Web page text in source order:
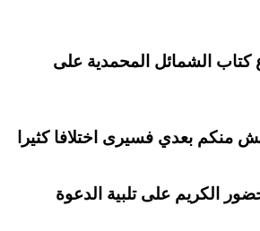
كتاب الشمائل المحمدية على
منكم بعدي فسيرى اختلافا كثيرا
الكريم على تلبية الدعوة